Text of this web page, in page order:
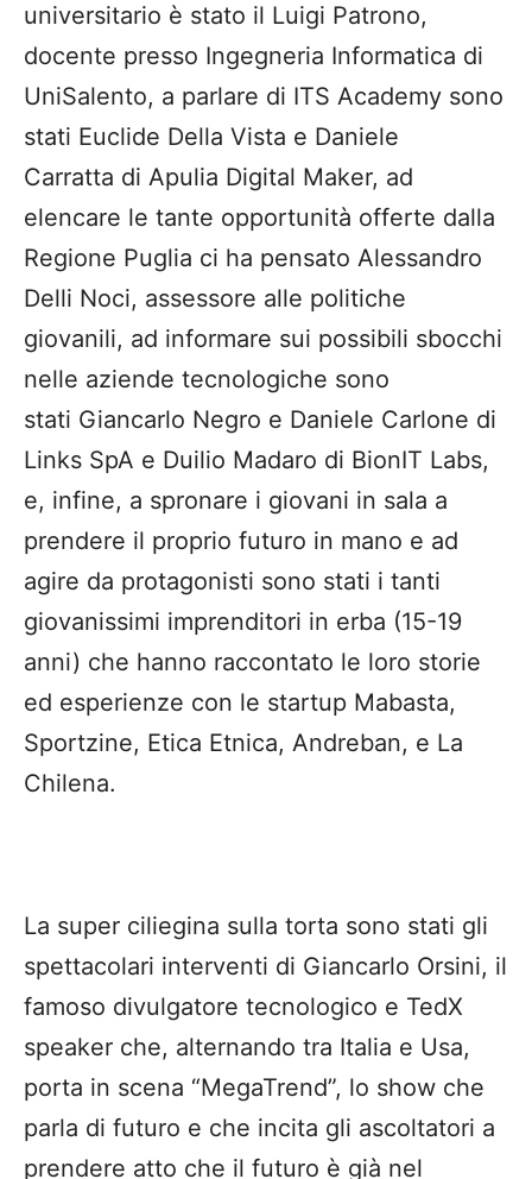
universitario è stato il Luigi Patrono,
docente presso Ingegneria Informatica di
UniSalento, a parlare di ITS Academy sono
stati Euclide Della Vista e Daniele
Carratta di Apulia Digital Maker, ad
elencare le tante opportunità offerte dalla
Regione Puglia ci ha pensato Alessandro
Delli Noci, assessore alle politiche
giovanili, ad informare sui possibili sbocchi
nelle aziende tecnologiche sono
stati Giancarlo Negro e Daniele Carlone di
Links SpA e Duilio Madaro di BionIT Labs,
e, infine, a spronare i giovani in sala a
prendere il proprio futuro in mano e ad
agire da protagonisti sono stati i tanti
giovanissimi imprenditori in erba (15-19
anni) che hanno raccontato le loro storie
ed esperienze con le startup Mabasta,
Sportzine, Etica Etnica, Andreban, e La
Chilena.
La super ciliegina sulla torta sono stati gli
spettacolari interventi di Giancarlo Orsini, il
famoso divulgatore tecnologico e TedX
speaker che, alternando tra Italia e Usa,
porta in scena “MegaTrend”, lo show che
parla di futuro e che incita gli ascoltatori a
prendere atto che il futuro è già nel